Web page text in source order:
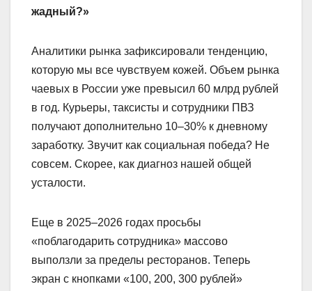
жадный?»
Аналитики рынка зафиксировали тенденцию,
которую мы все чувствуем кожей. Объем рынка
чаевых в России уже превысил 60 млрд рублей
в год. Курьеры, таксисты и сотрудники ПВЗ
получают дополнительно 10–30% к дневному
заработку. Звучит как социальная победа? Не
совсем. Скорее, как диагноз нашей общей
усталости.
Еще в 2025–2026 годах просьбы
«поблагодарить сотрудника» массово
выползли за пределы ресторанов. Теперь
экран с кнопками «100, 200, 300 рублей»